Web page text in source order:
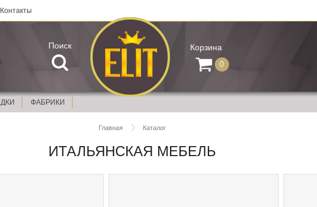
Контакты
Поиск Корзина
0
ФАБРИКИ
Главная Каталог
ИТАЛЬЯНСКАЯ МЕБЕЛЬ